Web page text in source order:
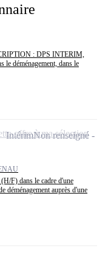
: DPS INTERIM,
le déménagement, dans le
F) dans le cadre d'une
déménagement auprès d'une
IntérimNon renseigné
offre à ma sélection